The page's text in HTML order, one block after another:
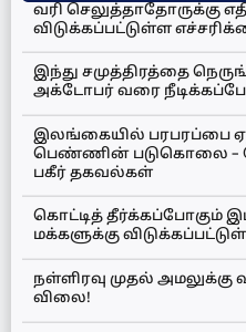
வரி செலுத்தாதோருக்கு
விடுக்கப்பட்டுள்ள
இந்து சமுத்திரத்தை
அக்டோபர் வரை
இலங்கையில் பரபரப்பை
பெண்ணின் படுகொலை –
பகீர் தகவல்கள்
கொட்டித் தீர்க்கப்போகும்
மக்களுக்கு
நள்ளிரவு முதல் அமலுக்கு
விலை!